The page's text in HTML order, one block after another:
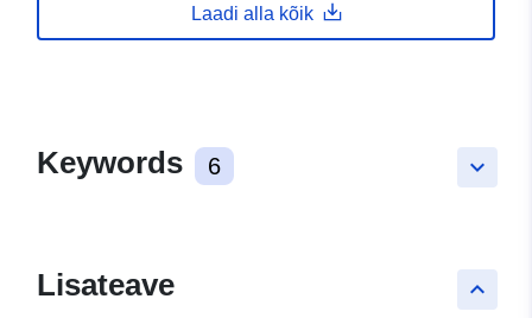
Laadi alla kõik
keyboard_arrow_down
Keywords 6
keyboard_arrow_up
Lisateave